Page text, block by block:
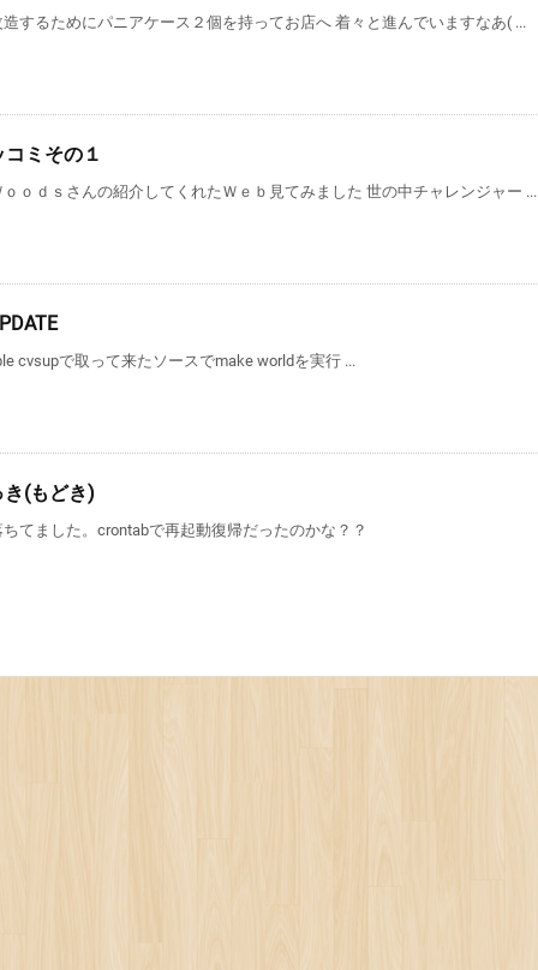
するためにパニアケース２個を持ってお店へ 着々と進んでいますなあ( ...
ミその１
ｏｄｓさんの紹介してくれたＷｅｂ見てみました 世の中チャレンジャー ...
cvsupで取って来たソースでmake worldを実行 ...
(もどき)
てました。crontabで再起動復帰だったのかな？？